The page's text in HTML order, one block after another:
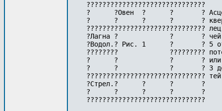
??????????????????????????????
?      ?Овен  ?      ?       ?
?      ?      ?      ?       ?
??????????????????????????????
?Лагна ?             ?       ?
?Водол.? Рис. 1      ?       ? 5
????????             ?????????
?      ?             ?       ?
?      ?             ?       ? 3
??????????????????????????????
?Стрел.?      ?      ?       ?
?      ?      ?      ?       ?
??????????????????????????????